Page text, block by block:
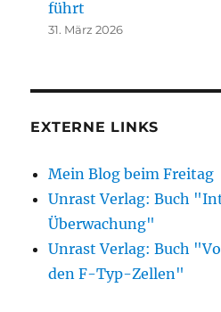
führt
31. März 2026
EXTERNE LINKS
Mein Blog beim Freitag
Unrast Verlag: Buch
Überwachung"
Unrast Verlag: Buch
den F-Typ-Zellen"